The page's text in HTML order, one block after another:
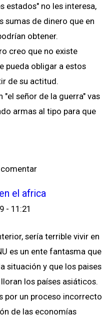
estados" no les interesa,
sumas de dinero que en
obtener.
creo que no existe
pueda obligar a estos
de su actitud.
"el señor de la guerra" vas
armas al tipo para que
el africa
- 11:21
sería terrible vivir en
es un ente fantasma que
situación y que los paises
los países asiáticos.
por un proceso incorrecto
de las economías